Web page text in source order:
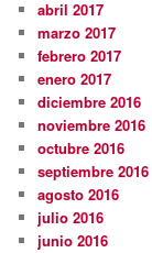
abril 2017
marzo 2017
febrero 2017
enero 2017
diciembre 2016
noviembre 2016
octubre 2016
septiembre 2016
agosto 2016
julio 2016
junio 2016